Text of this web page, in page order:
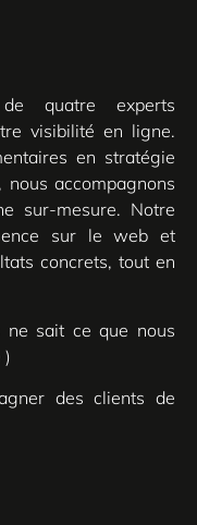
quatre experts
visibilité en ligne.
en stratégie
nous accompagnons
sur-mesure. Notre
sur le web et
concrets, tout en
ne sait ce que nous
)
des clients de